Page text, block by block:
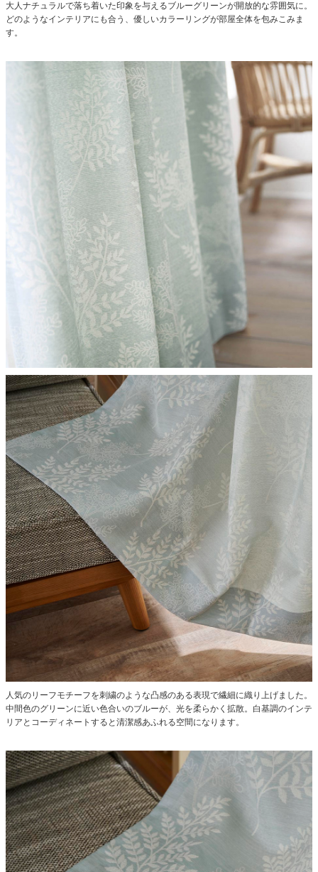
大人ナチュラルで落ち着いた印象を与えるブルーグリーンが開放的な雰囲気に。
どのようなインテリアにも合う、優しいカラーリングが部屋全体を包みこみま
す。
人気のリーフモチーフを刺繍のような凸感のある表現で繊細に織り上げました。
中間色のグリーンに近い色合いのブルーが、光を柔らかく拡散。白基調のインテ
リアとコーディネートすると清潔感あふれる空間になります。